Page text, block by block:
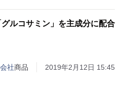
ルコサミン」を主成分に配合
社商品 2019年2月12日 15:45